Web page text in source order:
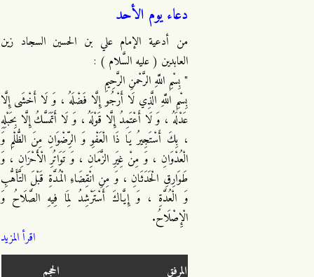
دعاء يوم الأحد
من أدعية الإمام علي بن الحسين السجاد زين
العابدين ( عليه السَّلام ) :
" بِسْمِ اللَّهِ الرَّحْمنِ الرَّحِيمِ
بِسْمِ اللَّهِ الَّذِي لَا أَرْجُو إِلَّا فَضْلَهُ ، وَ لَا أَخْشَى إِلَّا
عَدْلَهُ ، وَ لَا أَعْتَمِدُ إِلَّا قَوْلَهُ ، وَ لَا أَتَمَسَّكُ إِلَّا بِحَبْلِهِ
، بِكَ أَسْتَجِيرُ يَا ذَا الْعَفْوِ وَ الرِّضْوَانِ مِنَ الظُّلْمِ وَ
الْعُدْوَانِ ، وَ مِنْ غِيَرِ الزَّمَانِ ، وَ تَوَاتُرِ الْأَحْزَانِ ، وَ
طَوَارِقِ الْحَدَثَانِ ، وَ مِنِ انْقِضَاءِ الْمُدَّةِ قَبْلَ التَّأَهُّبِ
وَ الْعُدَّةِ ، وَ إِيَّاكَ أَسْتَرْشِدُ لِمَا فِيهِ الصَّلَاحُ وَ
الْإِصْلَاحُ.
اقرأ المزيد
المرفق
الحجم